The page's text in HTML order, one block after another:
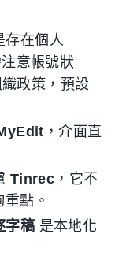
在個人
意帳號狀
政策，預設
，介面直
Tinrec ，它不
點。
字稿 是本地化